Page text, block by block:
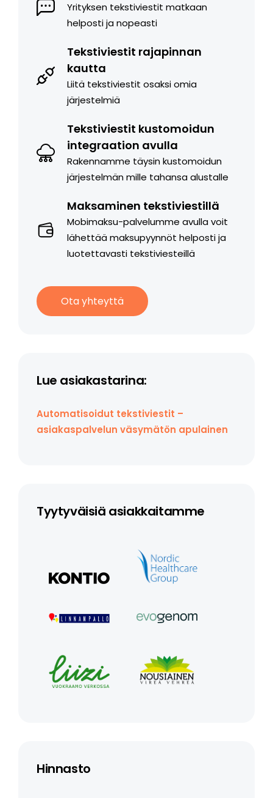
Yrityksen tekstiviestit matkaan
helposti ja nopeasti
Tekstiviestit rajapinnan
kautta
Liitä tekstiviestit osaksi omia
järjestelmiä
Tekstiviestit kustomoidun
integraation avulla
Rakennamme täysin kustomoidun
järjestelmän mille tahansa alustalle
Maksaminen tekstiviestillä
Mobimaksu-palvelumme avulla voit
lähettää maksupyynnöt helposti ja
luotettavasti tekstiviesteillä
Ota yhteyttä
Lue asiakastarina:
Automatisoidut tekstiviestit –
asiakaspalvelun väsymätön apulainen
Tyytyväisiä asiakkaitamme
Hinnasto